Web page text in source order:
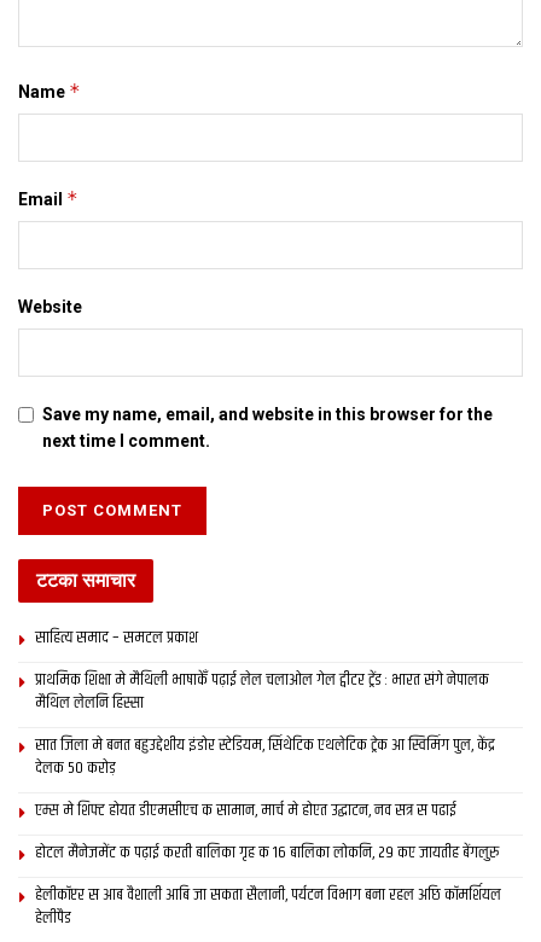
Name *
Email *
Website
Save my name, email, and website in this browser for the
next time I comment.
टटका समाचार
साहित्य समाद – समटल प्रकाश
प्राथमिक शि‍क्षा मे मैथि‍ली भाषाकेँ पढ़ाई लेल चलाओल गेल ट्वीटर ट्रेंड : भारत संगे नेपालक
मैथिल लेलनि हिस्सा
सात जिला मे बनत बहुउद्देशीय इंडोर स्‍टेडि‍यम, सिंथेटिक एथलेटिक ट्रेक आ स्विमिंग पुल, केंद्र
देलक 50 करोड़
एम्स मे शिफ्ट होयत डीएमसीएच क सामान, मार्च मे होएत उद्घाटन, नव सत्र स पढाई
होटल मैनेजमेंट क पढ़ाई करती बालिका गृह क 16 बालिका लोकनि, 29 कए जायतीह बेंगलुरु
हेलीकॉप्टर स आब वैशाली आबि जा सकता सैलानी, पर्यटन विभाग बना रहल अछि कॉमर्शियल
हेलीपैड